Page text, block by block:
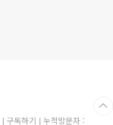
| 구독하기 | 누적방문자 :